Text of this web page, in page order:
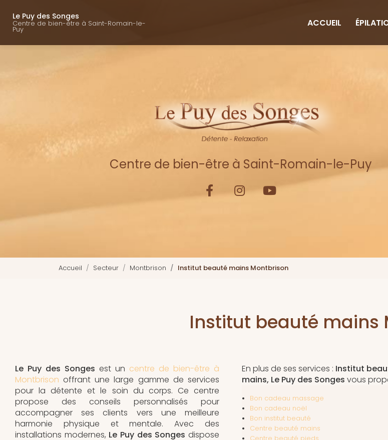
contenu
Le Puy des Songes
Centre de bien-être à Saint-Romain-le-
Puy
ACCUEIL
Centre de bien-être à Saint-Romain-le-Puy
Accueil Secteur Montbrison Institut beauté mains Montbrison
Institut beauté mains
Le Puy des Songes est un centre de bien-être à
Montbrison offrant une large gamme de services
pour la détente et le soin du corps. Ce centre
propose des conseils personnalisés pour
accompagner ses clients vers une meilleure
harmonie physique et mentale. Avec des
installations modernes, Le Puy des Songes dispose
En plus de ses services : Institut
mains, Le Puy des Songes vous
Bon cadeau massage
Bon cadeau noël
Bon institut beauté
Centre beauté mains